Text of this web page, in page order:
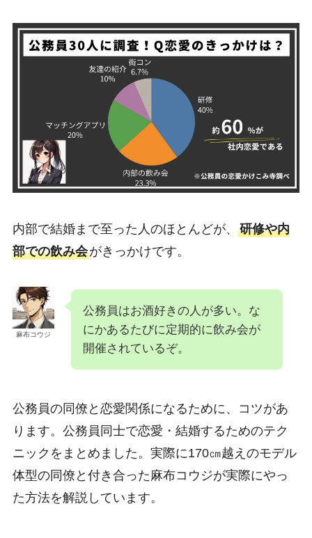
内部で結婚まで至った人のほとんどが、 研修や内
部での飲み会がきっかけです。
麻布コウジ
公務員はお酒好きの人が多い。な
にかあるたびに定期的に飲み会が
開催されているぞ。
公務員の同僚と恋愛関係になるために、コツがあ
ります。公務員同士で恋愛・結婚するためのテク
ニックをまとめました。実際に170㎝越えのモデル
体型の同僚と付き合った麻布コウジが実際にやっ
た方法を解説しています。